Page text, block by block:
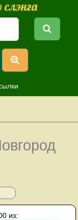
из: